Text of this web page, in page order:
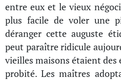
entre eux et le vieux
plus facile de voler une
déranger cette auguste
peut paraître ridicule
vieilles maisons étaient des
probité. Les maîtres